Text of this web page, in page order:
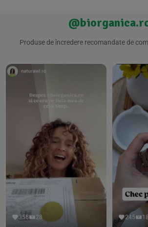
Produse de încredere recomandate de
356 28 245 18